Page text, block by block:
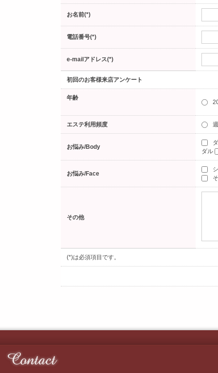
お名前(*)
電話番号(*)
e-mailアドレス(*)
初回のお客様来店アンケート
年齢
エステ利用頻度
お悩み/Body
ダル
お悩み/Face
その他
(*)は必須項目です。